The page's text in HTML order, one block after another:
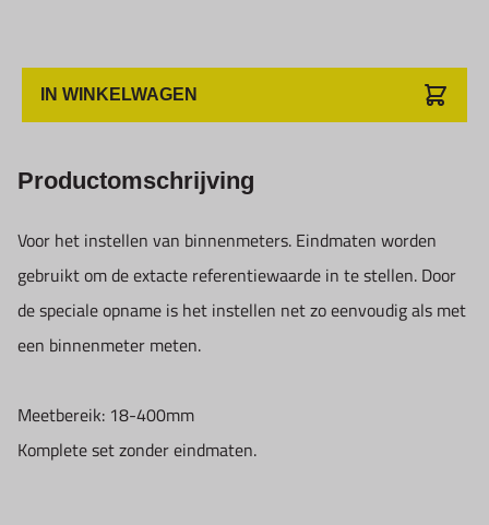
IN WINKELWAGEN
Productomschrijving
Voor het instellen van binnenmeters. Eindmaten worden
gebruikt om de extacte referentiewaarde in te stellen. Door
de speciale opname is het instellen net zo eenvoudig als met
een binnenmeter meten.
Meetbereik: 18-400mm
Komplete set zonder eindmaten.